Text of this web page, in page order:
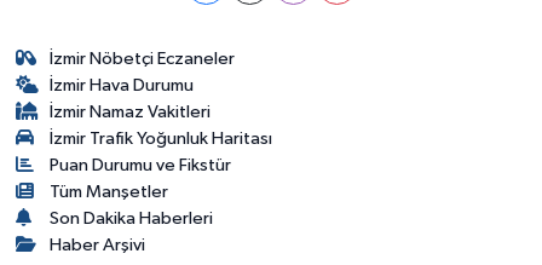
İzmir Nöbetçi Eczaneler
İzmir Hava Durumu
İzmir Namaz Vakitleri
İzmir Trafik Yoğunluk Haritası
Puan Durumu ve Fikstür
Tüm Manşetler
Son Dakika Haberleri
Haber Arşivi